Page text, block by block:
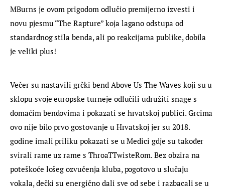
MBurns je ovom prigodom odlučio premijerno izvesti i
novu pjesmu “The Rapture” koja lagano odstupa od
standardnog stila benda, ali po reakcijama publike, dobila
je veliki plus!
Večer su nastavili grčki bend Above Us The Waves koji su u
sklopu svoje europske turneje odlučili udružiti snage s
domaćim bendovima i pokazati se hrvatskoj publici. Grcima
ovo nije bilo prvo gostovanje u Hrvatskoj jer su 2018.
godine imali priliku pokazati se u Medici gdje su također
svirali rame uz rame s ThroaTTwisteRom. Bez obzira na
poteškoće lošeg ozvučenja kluba, pogotovo u slučaju
vokala, dečki su energično dali sve od sebe i razbacali se u